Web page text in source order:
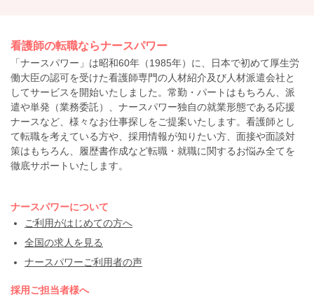
看護師の転職ならナースパワー
「ナースパワー」は昭和60年（1985年）に、日本で初めて厚生労
働大臣の認可を受けた看護師専門の人材紹介及び人材派遣会社と
してサービスを開始いたしました。常勤・パートはもちろん、派
遣や単発（業務委託）、ナースパワー独自の就業形態である応援
ナースなど、様々なお仕事探しをご提案いたします。看護師とし
て転職を考えている方や、採用情報が知りたい方、面接や面談対
策はもちろん、履歴書作成など転職・就職に関するお悩み全てを
徹底サポートいたします。
ナースパワーについて
ご利用がはじめての方へ
全国の求人を見る
ナースパワーご利用者の声
採用ご担当者様へ